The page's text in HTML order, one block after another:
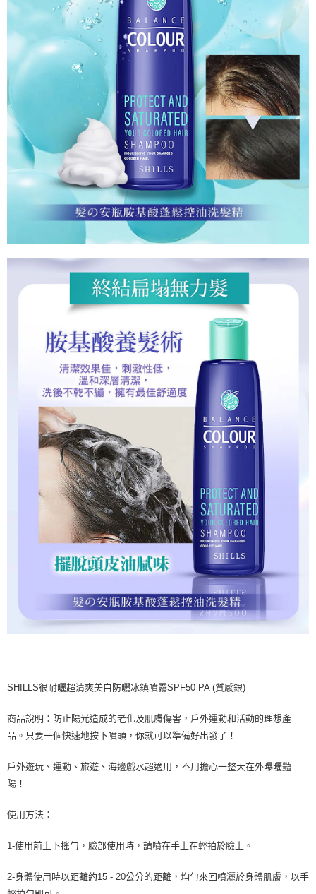
SHILLS很耐曬超清爽美白防曬冰鎮噴霧SPF50 PA (質感銀)
商品說明：防止陽光造成的老化及肌膚傷害，戶外運動和活動的理想產
品。只要一個快速地按下噴頭，你就可以準備好出發了！
戶外遊玩、運動、旅遊、海邊戲水超適用，不用擔心一整天在外曝曬豔
陽！
使用方法：
1-使用前上下搖勻，臉部使用時，請噴在手上在輕拍於臉上。
2-身體使用時以距離約15 - 20公分的距離，均勻來回噴灑於身體肌膚，以手